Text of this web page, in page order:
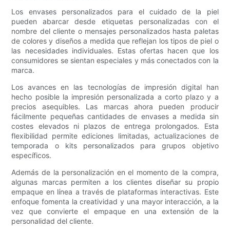
Los envases personalizados para el cuidado de la piel
pueden abarcar desde etiquetas personalizadas con el
nombre del cliente o mensajes personalizados hasta paletas
de colores y diseños a medida que reflejan los tipos de piel o
las necesidades individuales. Estas ofertas hacen que los
consumidores se sientan especiales y más conectados con la
marca.
Los avances en las tecnologías de impresión digital han
hecho posible la impresión personalizada a corto plazo y a
precios asequibles. Las marcas ahora pueden producir
fácilmente pequeñas cantidades de envases a medida sin
costes elevados ni plazos de entrega prolongados. Esta
flexibilidad permite ediciones limitadas, actualizaciones de
temporada o kits personalizados para grupos objetivo
específicos.
Además de la personalización en el momento de la compra,
algunas marcas permiten a los clientes diseñar su propio
empaque en línea a través de plataformas interactivas. Este
enfoque fomenta la creatividad y una mayor interacción, a la
vez que convierte el empaque en una extensión de la
personalidad del cliente.